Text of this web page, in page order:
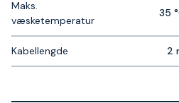
Maks.
væsketemperatur
35
Kabellengde 2